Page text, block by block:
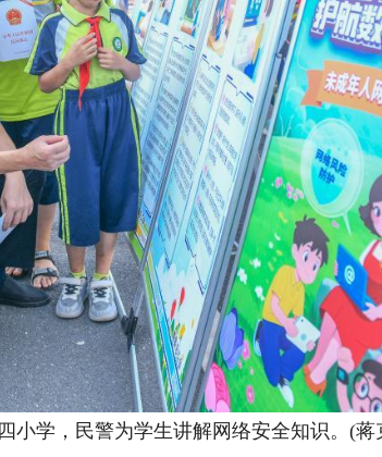
学，民警为学生讲解网络安全知识。(蒋